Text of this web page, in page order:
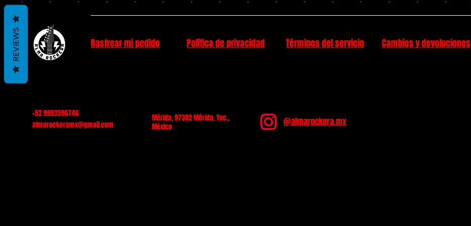
Rastrear mi pedido Política de privacidad Términos del servicio Cambios y devoluciones
+52 9993596746
almarockeramx@gmail.com
Mérida, 97302 Mérida, Yuc.,
México
@almarockera.mx
REVIEWS